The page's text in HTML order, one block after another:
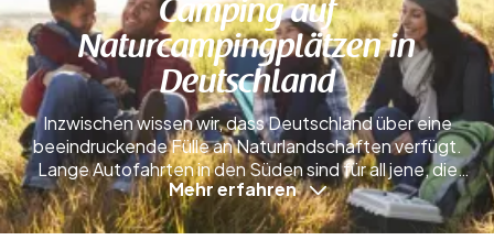
Camping auf
Naturcampingplätzen in
Deutschland
Inzwischen wissen wir, dass Deutschland über eine
beeindruckende Fülle an Naturlandschaften verfügt.
Lange Autofahrten in den Süden sind für all jene, die
Entspannung in einer atemberaubenden Umgebung
suchen, eigentlich nicht notwendig. Auch bei unseren
Nachbarn gibt es zahlreiche Möglichkeiten.
Mehr erfahren